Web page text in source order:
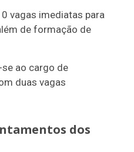
vagas imediatas para
de formação de
ao cargo de
duas vagas
dos